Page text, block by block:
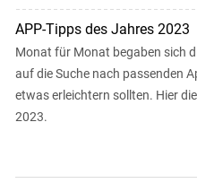
APP-Tipps des Jahres 2023
Monat für Monat begaben sich
auf die Suche nach passenden
etwas erleichtern sollten. Hier
2023.